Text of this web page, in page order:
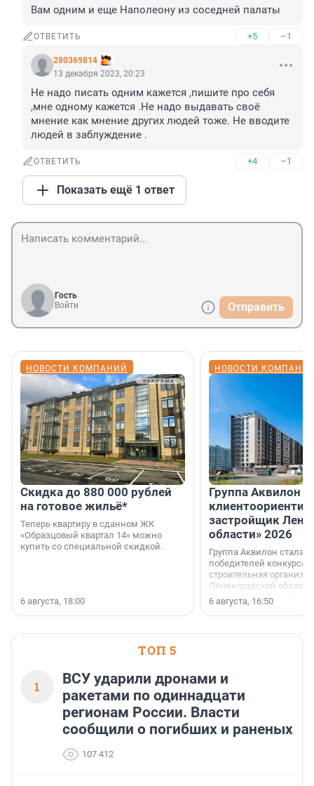
Вам одним и еще Наполеону из соседней палаты
ОТВЕТИТЬ +5 –1
280369814
13 декабря 2023, 20:23
Не надо писать одним кажется ,пишите про себя
,мне одному кажется .Не надо выдавать своё
мнение как мнение других людей тоже. Не вводите
людей в заблуждение .
ОТВЕТИТЬ +4 –1
Показать ещё 1 ответ
Гость
Войти
Отправить
НОВОСТИ КОМПАНИЙ
Скидка до 880 000 рублей
на готовое жильё*
Теперь квартиру в сданном ЖК
«Образцовый квартал 14» можно
купить со специальной скидкой.
6 августа, 18:00
НОВОСТИ
Группа Аквилон
застройщик
области» 2026
Группа Аквилон стала
победителей конкурса
строительная
Ленинградской области
номинации «Самый
застройщик
области».
6 августа, 16:50
ТОП 5
1
ВСУ ударили дронами и
ракетами по одиннадцати
регионам России. Власти
сообщили о погибших и раненых
107 412